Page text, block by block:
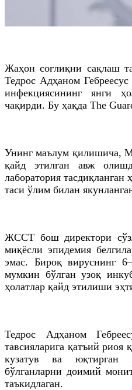
Жаҳон соғлиқни сақлаш
Тедрос Адҳаном
инфекциясининг янги
чақирди. Бу ҳақда The
Унинг маълум қилишича,
қайд этилган авж
лаборатория тасдиқланган
таси ўлим билан
ЖССТ бош директори
миқёсли эпидемия
эмас. Бироқ вируснинг
мумкин бўлган узоқ
ҳолатлар қайд этилиши
Тедрос Адҳаном
тавсияларига қатъий
кузатув ва юқтирган
бўлганларни доимий
таъкидлаган.